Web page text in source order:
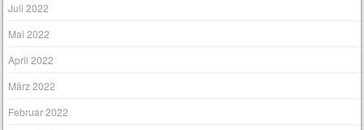
Juli 2022
Mai 2022
April 2022
März 2022
Februar 2022